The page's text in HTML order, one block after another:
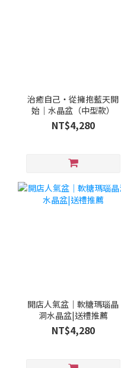
治癒自己・從擁抱藍天開
始｜水晶盆（中型款）
NT$4,280
開店人氣盆｜軟糖瑪瑙晶
洞水晶盆|送禮推薦
NT$4,280